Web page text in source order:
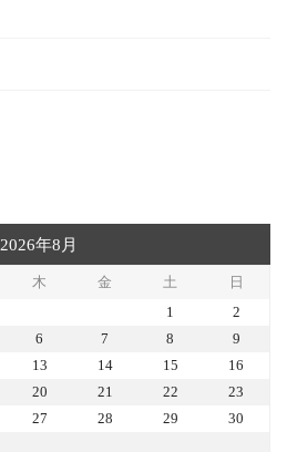
2026年8月
木 金 土
日
1
2
6 7 8
9
13 14 15
16
20 21 22
23
27 28 29
30